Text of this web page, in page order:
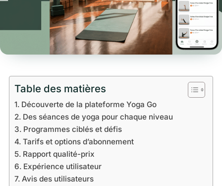
Table des matières
Découverte de la plateforme Yoga Go
Des séances de yoga pour chaque niveau
Programmes ciblés et défis
Tarifs et options d’abonnement
Rapport qualité-prix
Expérience utilisateur
Avis des utilisateurs